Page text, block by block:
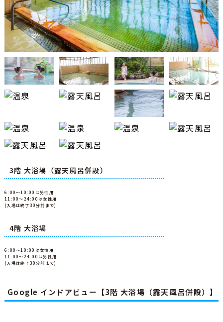
3階 大浴場（露天風呂併設）
6:00～10:00は男性用
11:00～24:00は女性用
(入場は終了30分前まで)
4階 大浴場
6:00～10:00は女性用
11:00～24:00は男性用
(入場は終了30分前まで)
Google インドアビュー【3階 大浴場（露天風呂併設）】